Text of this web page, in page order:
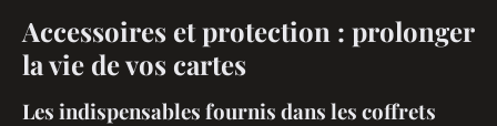
Accessoires et protection : prolonger
la vie de vos cartes
Les indispensables fournis dans les coffrets